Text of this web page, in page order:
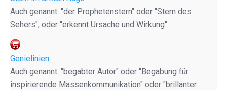
Auch genannt: "der Prophetenstern" oder "Stern des
Sehers", oder "erkennt Ursache und Wirkung"
Genielinien
Auch genannt: "begabter Autor" oder "Begabung für
inspirierende Massenkommunikation" oder "brillanter